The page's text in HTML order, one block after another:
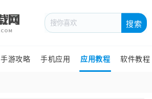
搜索
手游攻略 手机应用 应用教程 软件教程